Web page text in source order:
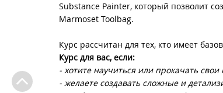
Substance Painter, который позволит
Marmoset Toolbag.
Курс рассчитан для тех, кто имеет
Курс для вас, если:
- хотите научиться или прокачать
- желаете создавать сложные и